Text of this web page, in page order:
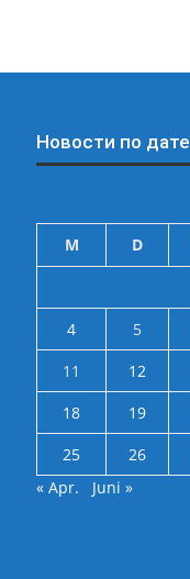
Новости по дате
M D
4
5
11
12
18
19
25
26
« Apr.
Juni »